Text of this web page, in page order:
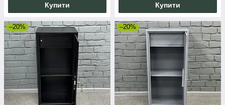
Купити Купити
–20% –20%